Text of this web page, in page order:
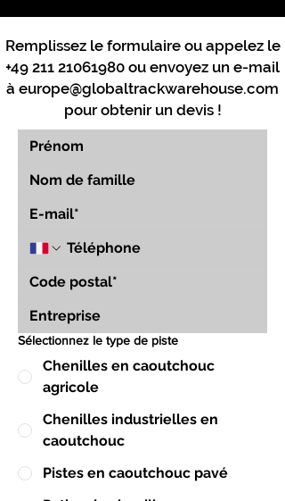
Remplissez le formulaire ou appelez le
+49 211 21061980 ou envoyez un e-mail
à europe@globaltrackwarehouse.com
pour obtenir un devis !
Sélectionnez le type de piste
Chenilles en caoutchouc
agricole
Chenilles industrielles en
caoutchouc
Pistes en caoutchouc pavé